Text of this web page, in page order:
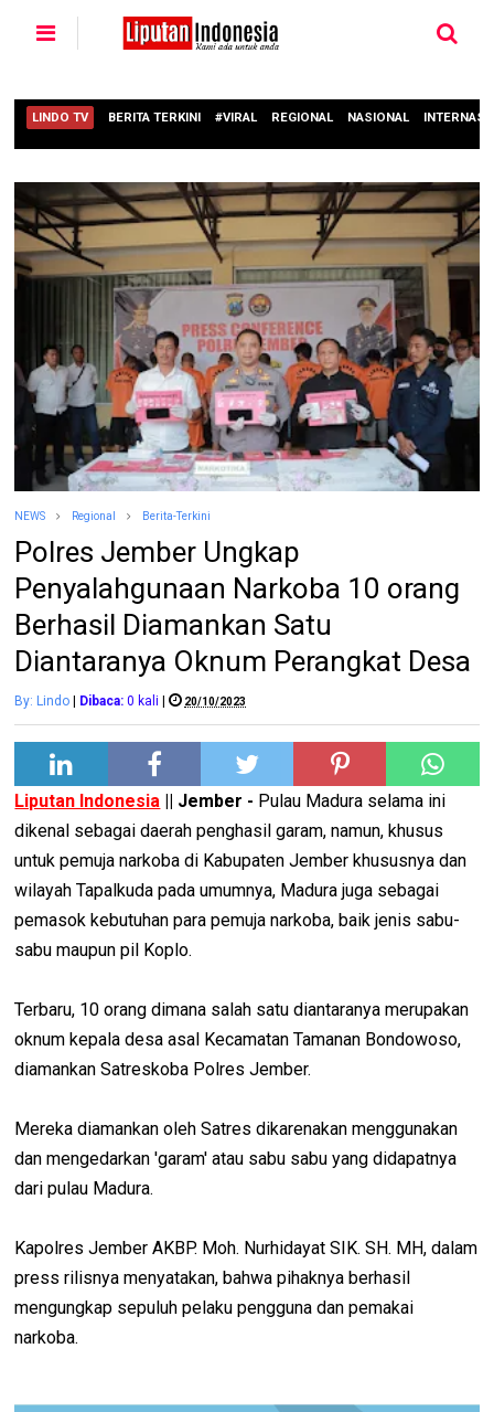
LINDO TV BERITA TERKINI #VIRAL REGIONAL NASIONAL
NEWS Regional Berita-Terkini
Polres Jember Ungkap
Penyalahgunaan Narkoba 10 orang
Berhasil Diamankan Satu
Diantaranya Oknum Perangkat Desa
By: Lindo Dibaca: 0 kali | 20/10/2023
Liputan Indonesia || Jember - Pulau Madura selama ini
dikenal sebagai daerah penghasil garam, namun, khusus
untuk pemuja narkoba di Kabupaten Jember khususnya dan
wilayah Tapalkuda pada umumnya, Madura juga sebagai
pemasok kebutuhan para pemuja narkoba, baik jenis sabu-
sabu maupun pil Koplo.
Terbaru, 10 orang dimana salah satu diantaranya merupakan
oknum kepala desa asal Kecamatan Tamanan Bondowoso,
diamankan Satreskoba Polres Jember.
Mereka diamankan oleh Satres dikarenakan menggunakan
dan mengedarkan 'garam' atau sabu sabu yang didapatnya
dari pulau Madura.
Kapolres Jember AKBP. Moh. Nurhidayat SIK. SH. MH, dalam
press rilisnya menyatakan, bahwa pihaknya berhasil
mengungkap sepuluh pelaku pengguna dan pemakai
narkoba.